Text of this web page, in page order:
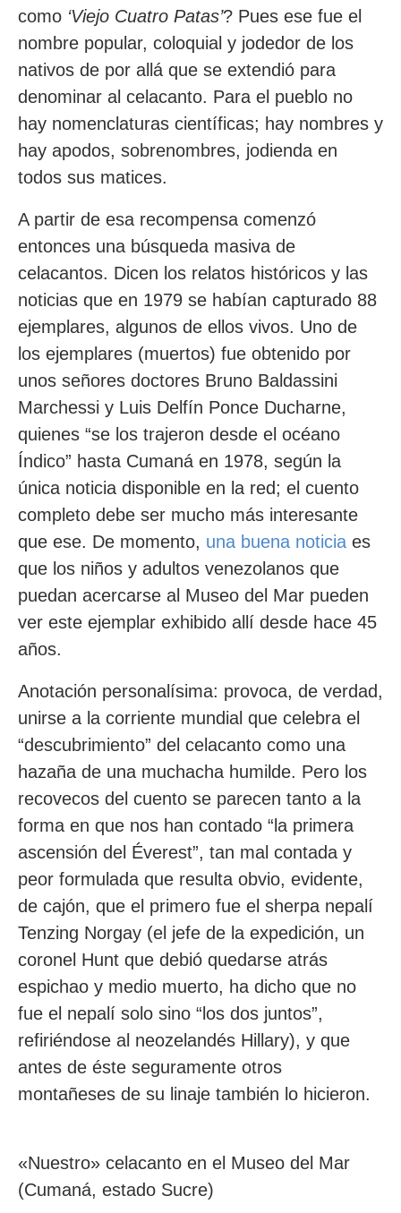
como ‘Viejo Cuatro Patas’? Pues ese fue el
nombre popular, coloquial y jodedor de los
nativos de por allá que se extendió para
denominar al celacanto. Para el pueblo no
hay nomenclaturas científicas; hay nombres y
hay apodos, sobrenombres, jodienda en
todos sus matices.
A partir de esa recompensa comenzó
entonces una búsqueda masiva de
celacantos. Dicen los relatos históricos y las
noticias que en 1979 se habían capturado 88
ejemplares, algunos de ellos vivos. Uno de
los ejemplares (muertos) fue obtenido por
unos señores doctores Bruno Baldassini
Marchessi y Luis Delfín Ponce Ducharne,
quienes “se los trajeron desde el océano
Índico” hasta Cumaná en 1978, según la
única noticia disponible en la red; el cuento
completo debe ser mucho más interesante
que ese. De momento, una buena noticia es
que los niños y adultos venezolanos que
puedan acercarse al Museo del Mar pueden
ver este ejemplar exhibido allí desde hace 45
años.
Anotación personalísima: provoca, de verdad,
unirse a la corriente mundial que celebra el
“descubrimiento” del celacanto como una
hazaña de una muchacha humilde. Pero los
recovecos del cuento se parecen tanto a la
forma en que nos han contado “la primera
ascensión del Éverest”, tan mal contada y
peor formulada que resulta obvio, evidente,
de cajón, que el primero fue el sherpa nepalí
Tenzing Norgay (el jefe de la expedición, un
coronel Hunt que debió quedarse atrás
espichao y medio muerto, ha dicho que no
fue el nepalí solo sino “los dos juntos”,
refiriéndose al neozelandés Hillary), y que
antes de éste seguramente otros
montañeses de su linaje también lo hicieron.
«Nuestro» celacanto en el Museo del Mar
(Cumaná, estado Sucre)